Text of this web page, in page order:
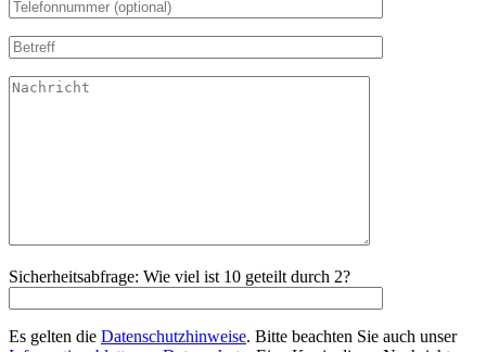
Sicherheitsabfrage: Wie viel ist 10 geteilt durch 2?
Es gelten die Datenschutzhinweise. Bitte beachten Sie auch unser